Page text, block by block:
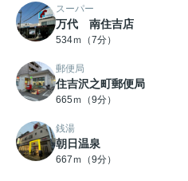
スーパー
万代 南住吉店
534ｍ（7分）
郵便局
住吉沢之町郵便局
665ｍ（9分）
銭湯
朝日温泉
667ｍ（9分）